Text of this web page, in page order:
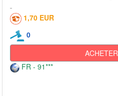
1,70 EUR
0
ACHETER
FR - 91***